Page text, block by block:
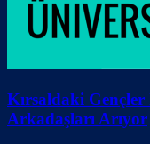
Kırsaldaki
Arkadaşları Arıyor